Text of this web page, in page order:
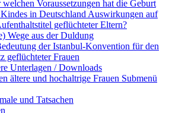
welchen Voraussetzungen hat die Geburt
Kindes in Deutschland Auswirkungen auf
geflüchteter Eltern?
Wege aus der Duldung
der Istanbul-Konvention für den
geflüchteter Frauen
Unterlagen / Downloads
ältere und hochaltrige Frauen Submenü
und Tatsachen